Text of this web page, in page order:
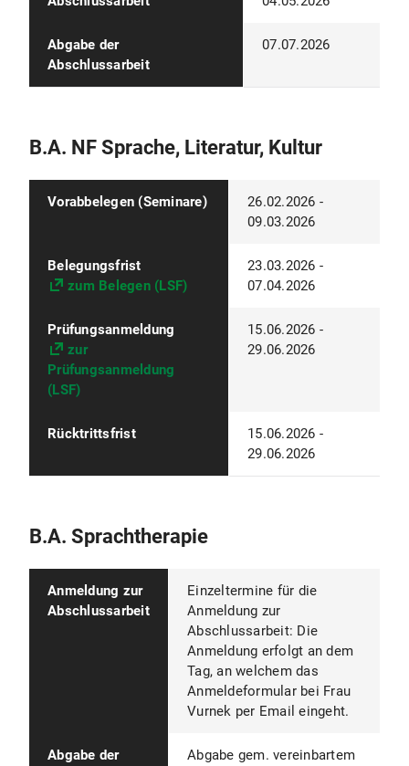
Abgabe der
Abschlussarbeit
07.07.2026
B.A. NF Sprache, Literatur, Kultur
Vorabbelegen (Seminare)
26.02.2026 -
09.03.2026
Belegungsfrist
zum Belegen (LSF)
23.03.2026 -
07.04.2026
Prüfungsanmeldung
zur
Prüfungsanmeldung
(LSF)
15.06.2026 -
29.06.2026
Rücktrittsfrist
15.06.2026 -
29.06.2026
B.A. Sprachtherapie
Anmeldung zur
Abschlussarbeit
Einzeltermine für die
Anmeldung zur
Abschlussarbeit: Die
Anmeldung erfolgt an dem
Tag, an welchem das
Anmeldeformular bei Frau
Vurnek per Email eingeht.
Abgabe der
Abgabe gem. vereinbartem